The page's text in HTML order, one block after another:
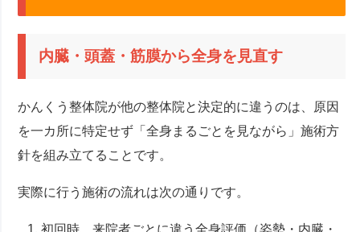
内臓・頭蓋・筋膜から全身を見直す
かんくう整体院が他の整体院と決定的に違うのは、原因
を一カ所に特定せず「全身まるごとを見ながら」施術方
針を組み立てることです。
実際に行う施術の流れは次の通りです。
初回時、来院者ごとに違う全身評価（姿勢・内臓・